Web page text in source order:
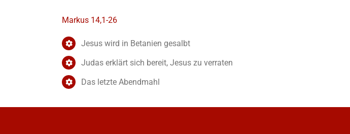
Markus 14,1-26
Jesus wird in Betanien gesalbt
Judas erklärt sich bereit, Jesus zu verraten
Das letzte Abendmahl